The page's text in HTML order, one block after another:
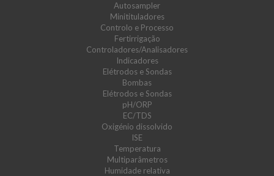
Autosampler
Minitituladores
Controlo e Processo
Fertirrigação
Controladores/Analisadores
Indicadores
Elétrodos e Sondas
Bombas
Elétrodos e Sondas
pH/ORP
EC/TDS
Oxigénio dissolvido
ISE
Temperatura
Multiparâmetros
Humidade relativa